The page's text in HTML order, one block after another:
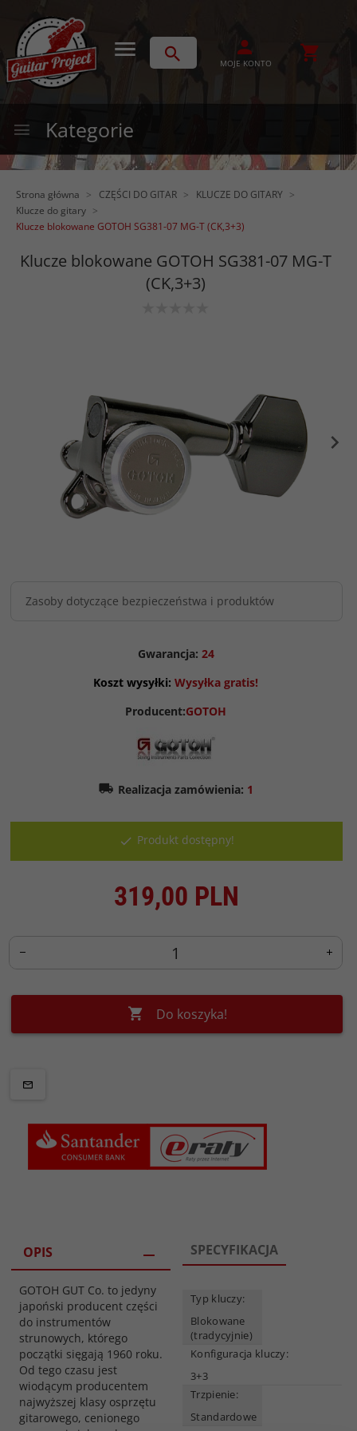
MOJE KONTO
Kategorie
Strona główna CZĘŚCI DO GITAR
KLUCZE DO GITARY
Klucze do gitary
Klucze blokowane GOTOH SG381-07 MG-T (CK,3+3)
Klucze blokowane GOTOH SG381-07 MG-T
(CK,3+3)
Zasoby dotyczące bezpieczeństwa i produktów
Gwarancja: 24
Koszt wysyłki: Wysyłka gratis!
Producent:GOTOH
Realizacja zamówienia: 1
Produkt dostępny!
319,00 PLN
Do koszyka!
OPIS
GOTOH GUT Co. to jedyny
japoński producent części
do instrumentów
strunowych, którego
początki sięgają 1960 roku.
Od tego czasu jest
wiodącym producentem
najwyższej klasy osprzętu
gitarowego, cenionego
SPECYFIKACJA
Typ kluczy:
Blokowane
(tradycyjnie)
Konfiguracja kluczy:
3+3
Trzpienie:
Standardowe